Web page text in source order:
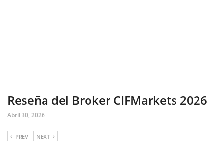
Reseña del Broker CIFMarkets 2026
Abril 30, 2026
PREV NEXT